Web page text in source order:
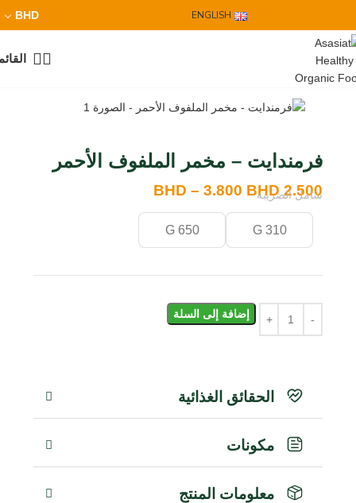
ENGLISH
BHD
فرمندايت – مخمر الملفوف الأحمر
2.500
BHD –3.800 BHD
شامل الضريبة
310 G
650 G
إضافة إلى السلة
الحقائق الغذائية
مكونات
معلومات المنتج